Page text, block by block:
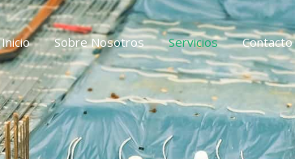
Inicio Sobre Nosotros Servicios Contacto